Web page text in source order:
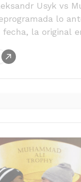
Usyk vs
lo
fecha, la original
y el equipo de